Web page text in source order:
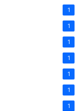
1
1
1
1
1
1
1